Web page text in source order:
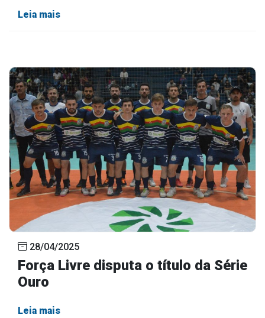
Leia mais
28/04/2025
Força Livre disputa o título da Série
Ouro
Leia mais